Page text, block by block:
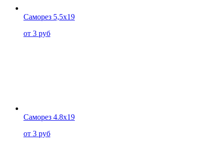
Саморез 5,5x19
от 3 руб
Саморез 4.8x19
от 3 руб